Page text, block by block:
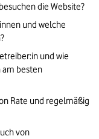
die Website?
und welche
und wie
am besten
Rate und regelmäßig
von